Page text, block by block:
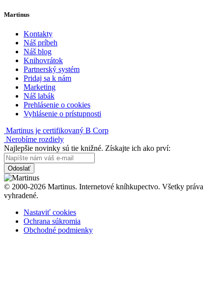
Martinus
Kontakty
Náš príbeh
Náš blog
Knihovrátok
Partnerský systém
Pridaj sa k nám
Marketing
Náš labák
Prehlásenie o cookies
Vyhlásenie o prístupnosti
Martinus je certifikovaný B Corp
Nerobíme rozdiely
Najlepšie novinky sú tie knižné. Získajte ich ako prví:
Odoslať
© 2000-2026 Martinus. Internetové kníhkupectvo. Všetky práva
vyhradené.
Nastaviť cookies
Ochrana súkromia
Obchodné podmienky